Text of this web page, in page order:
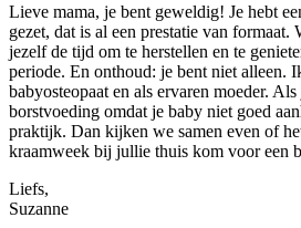
Lieve mama, je bent geweldig! Je hebt
gezet, dat is al een prestatie van formaat.
jezelf de tijd om te herstellen en te
periode. En onthoud: je bent niet alleen.
babyosteopaat en als ervaren moeder.
borstvoeding omdat je baby niet goed
praktijk. Dan kijken we samen even of
kraamweek bij jullie thuis kom voor een
Liefs,
Suzanne